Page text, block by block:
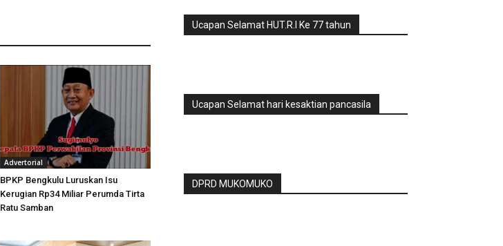
Advertorial
BPKP Bengkulu Luruskan Isu
Kerugian Rp34 Miliar Perumda Tirta
Ratu Samban
Ucapan Selamat HUT.R.I Ke 77 tahun
Ucapan Selamat hari kesaktian pancasila
DPRD MUKOMUKO